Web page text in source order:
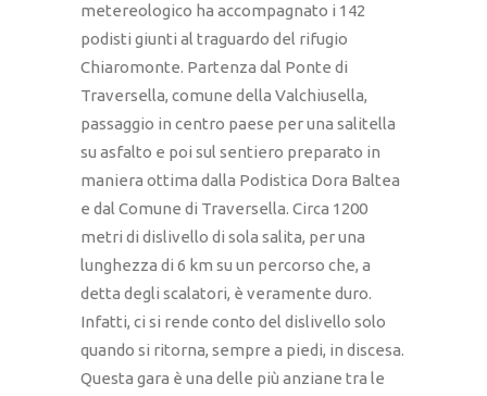
metereologico ha accompagnato i 142
podisti giunti al traguardo del rifugio
Chiaromonte. Partenza dal Ponte di
Traversella, comune della Valchiusella,
passaggio in centro paese per una salitella
su asfalto e poi sul sentiero preparato in
maniera ottima dalla Podistica Dora Baltea
e dal Comune di Traversella. Circa 1200
metri di dislivello di sola salita, per una
lunghezza di 6 km su un percorso che, a
detta degli scalatori, è veramente duro.
Infatti, ci si rende conto del dislivello solo
quando si ritorna, sempre a piedi, in discesa.
Questa gara è una delle più anziane tra le